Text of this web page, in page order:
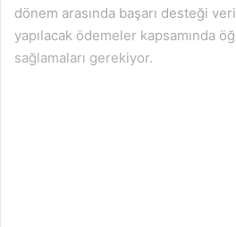
dönem arasında başarı desteği
yapılacak ödemeler kapsamında
sağlamaları gerekiyor.